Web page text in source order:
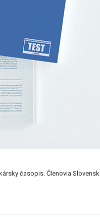
časopis. Členovia